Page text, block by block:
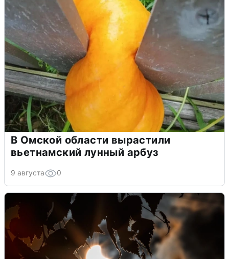
В Омской области вырастили
вьетнамский лунный арбуз
9 августа 0